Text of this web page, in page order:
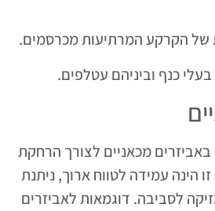
של הקרקע המרתיעות מכרסמים.
כנף וביניהם עטלפים.
מכאניים לצורך הרחקת
הינה עמידה לטווח ארוך, ניתנת
לסביבה. דוגמאות לאביזרים